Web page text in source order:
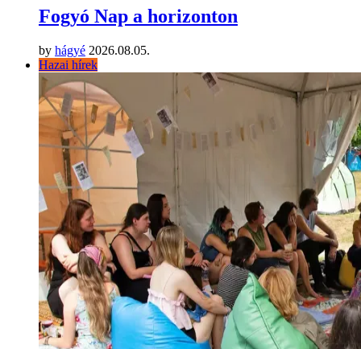
Fogyó Nap a horizonton
by hágyé 2026.08.05.
Hazai hírek